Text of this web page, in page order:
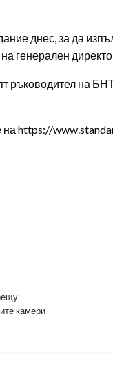
днес, за да
генерален
ръководител на
на https://
камери